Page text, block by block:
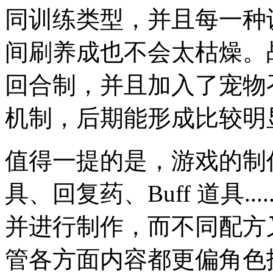
同训练类型，并且每一
间刷养成也不会太枯燥
回合制，并且加入了宠
机制，后期能形成比较
值得一提的是，游戏的
具、回复药、Buff 道具
并进行制作，而不同配
管各方面内容都更偏角